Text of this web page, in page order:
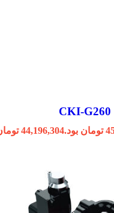
44,196,304